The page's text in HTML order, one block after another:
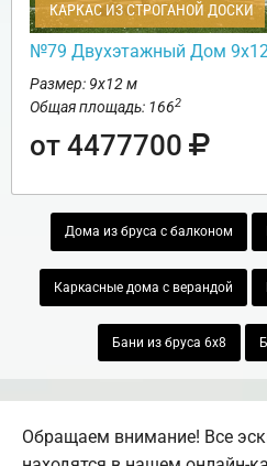
КАРКАС ИЗ СТРОГАНОЙ ДОСКИ
№79 Двухэтажный Дом
Размер: 9х12 м
Общая площадь: 1662
от 4477700
Дома из бруса с балконом
Каркасные дома с верандой
Бани из бруса 6х8
Обращаем внимание! Все